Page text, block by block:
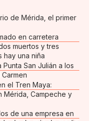
de Mérida, el primer
en carretera
muertos y tres
hay una niña
San Julián a los
el Tren Maya:
Mérida, Campeche y
de una empresa en